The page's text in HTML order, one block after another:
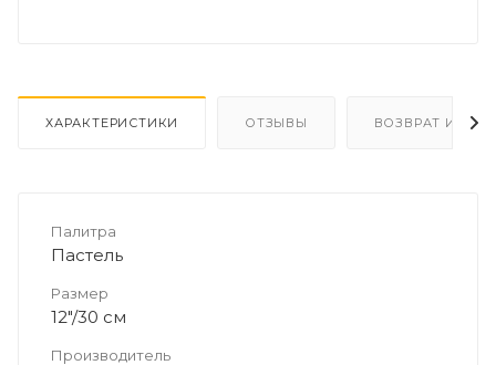
ХАРАКТЕРИСТИКИ ОТЗЫВЫ ВОЗВРАТ И
Палитра
Пастель
Размер
12"/30 см
Производитель